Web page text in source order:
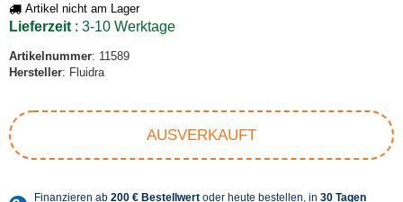
Artikel nicht am Lager
Lieferzeit : 3-10 Werktage
Artikelnummer: 11589
Hersteller: Fluidra
AUSVERKAUFT